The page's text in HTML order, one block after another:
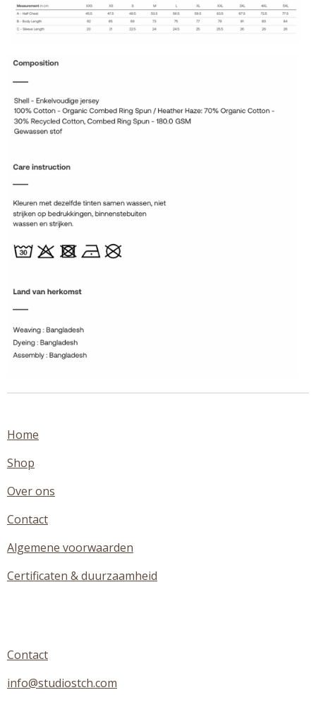
Home
Shop
Over ons
Contact
Algemene voorwaarden
Certificaten & duurzaamheid
Contact
info@studiostch.com